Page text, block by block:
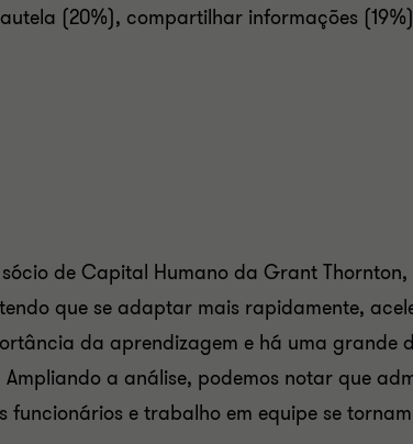
(20%), compartilhar informações
de Capital Humano da Grant
que se adaptar mais rapidamente,
da aprendizagem e há uma
a análise, podemos notar que
funcionários e trabalho em equipe se